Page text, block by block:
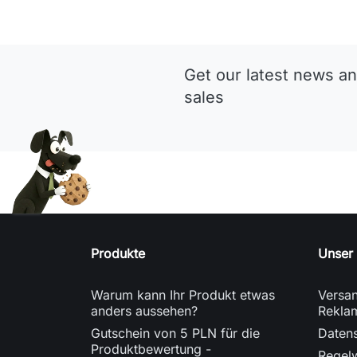
Get our latest news
sales
Produkte
Warum kann Ihr Produkt etwas
anders aussehen?
Gutschein von 5 PLN für die
Produktbewertung -
Unser